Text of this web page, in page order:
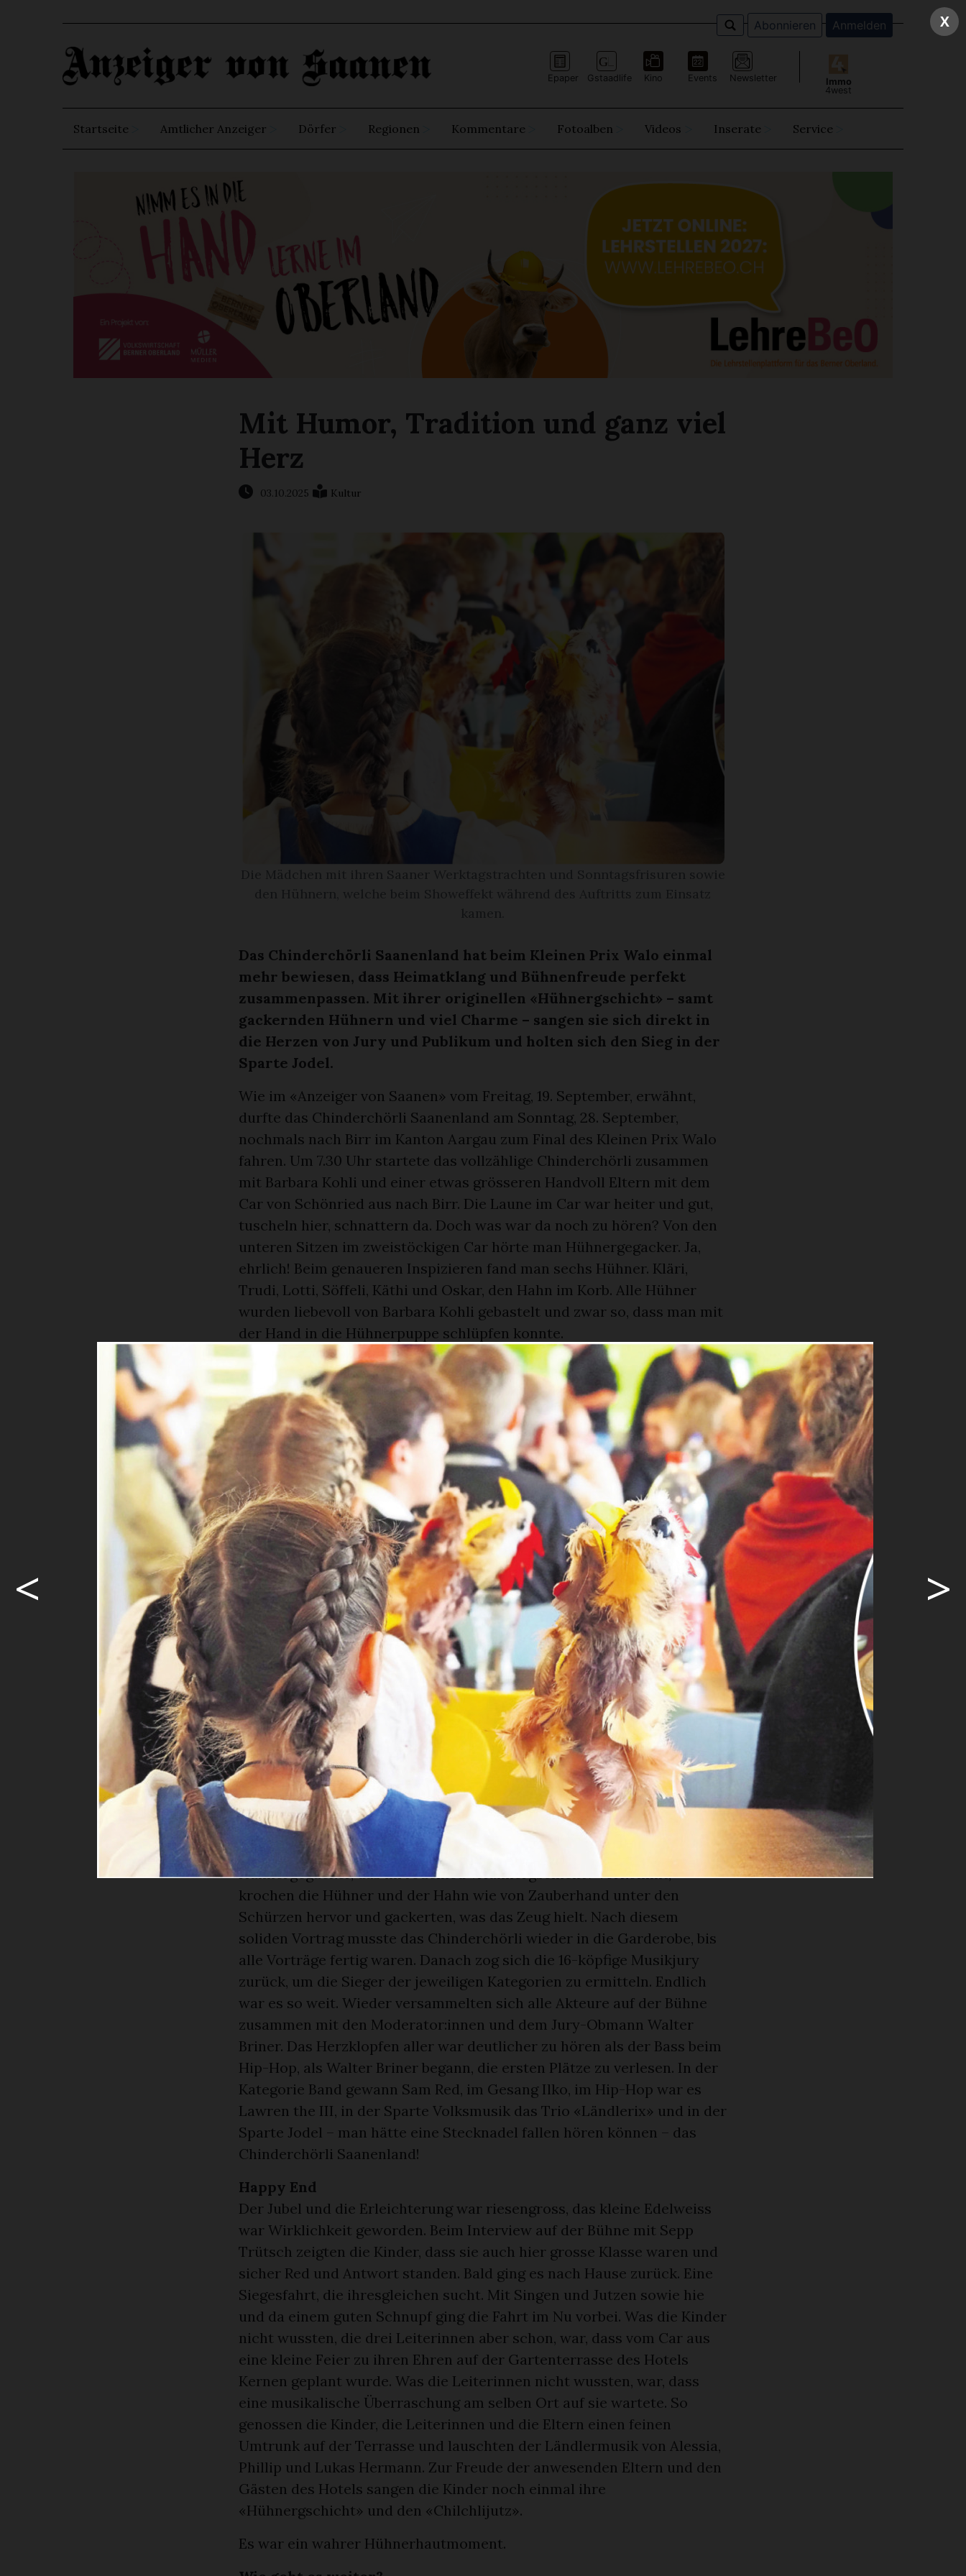
Abonnieren Anmelden
Epaper Gstaadlife Kino Events Newsletter
Immo
4west
Startseite Amtlicher Anzeiger Dörfer Regionen Kommentare Fotoalben Videos Inserate Service
Mit Humor, Tradition und ganz viel
Herz
03.10.2025 Kultur
Das Chinderchörli Saanenland hat beim Kleinen Prix Walo einmal
mehr bewiesen, dass Heimatklang und Bühnenfreude perfekt
zusammenpassen. Mit ihrer originellen «Hühnergschicht» – samt
gackernden Hühnern und viel Charme – sangen sie sich direkt in
die Herzen von Jury und Publikum und holten sich den Sieg in der
Sparte Jodel.
Wie im «Anzeiger von Saanen» vom Freitag, 19. September, erwähnt,
durfte das Chinderchörli Saanenland am Sonntag, 28. September,
nochmals nach Birr im Kanton Aargau zum Final des Kleinen Prix Walo
fahren. Um 7.30 Uhr startete das vollzählige Chinderchörli zusammen
mit Barbara Kohli und einer etwas grösseren Handvoll Eltern mit dem
Car von Schönried aus nach Birr. Die Laune im Car war heiter und gut,
tuscheln hier, schnattern da. Doch was war da noch zu hören? Von den
unteren Sitzen im zweistöckigen Car hörte man Hühnergegacker. Ja,
ehrlich! Beim genaueren Inspizieren fand man sechs Hühner. Kläri,
Trudi, Lotti, Söffeli, Käthi und Oskar, den Hahn im Korb. Alle Hühner
wurden liebevoll von Barbara Kohli gebastelt und zwar so, dass man mit
der Hand in die Hühnerpuppe schlüpfen konnte.
Die Ruhe vor dem Sturm
Nach einer guten und ruhigen Fahrt ins neblige, verregnete Birr konnten
sich die Kinder in der für sie reservierten Künstlergarderobe die Beine
vertreten und sich einsingen. Mittlerweile war auch die zweite Leiterin
des Chörlis, Denise Mösching, zu uns gestossen. Wie die Bäuerinnen
halt so sind, direkt vom eigenen Poltertag in den Hühnerstall. Nun ging
es zum zweiten Mal zum Soundcheck. Geradestehen, Kopf hoch, Blick
ins Publikum, eigentlich nichts Neues für das geübte Chinderchörli und
dennoch sehr speziell. Nach einer guten Hauptprobe war das
Mittagessen an der Reihe. Nicht nur für die Kleinen, sondern auch für
die Leiterinnen, zu denen nun auch Yvonne Haldi gestossen war, direkt
von ihrer Frauenchorreise. Wie schon letztes Mal war die Verpflegung
im Wydehof sehr gut. Um 14 Uhr ging es dann los. Wieder mit den
Moderatorinnen Monika Kaelin, Marie Louise Werth, Sepp Trütsch und
den neuen Bo Katzmann und L.A.B. Es waren dieses Mal mehr
Moderator:innen, weil es auch mehr Kategorien zu gewinnen gab,
nämlich Band, Gesang, Hip-Hop, gefolgt von Volksmusik und Jodel.
Unsere Kinder mussten wieder recht lange warten, bis sie an der Reihe
waren.
Jetzt gehts los
Um 16.10 Uhr war es dann so weit. In Einerkolonne kamen die Kinder auf
die Bühne, doch was war da mit diesen Schürzen los und wo waren die
Hühner geblieben? Das Geheimnis lüftete sich bald. Beim
Hühnergegacker, das im Jodellied «Hühnergschicht» vorkommt,
krochen die Hühner und der Hahn wie von Zauberhand unter den
Schürzen hervor und gackerten, was das Zeug hielt. Nach diesem
soliden Vortrag musste das Chinderchörli wieder in die Garderobe, bis
alle Vorträge fertig waren. Danach zog sich die 16-köpfige Musikjury
zurück, um die Sieger der jeweiligen Kategorien zu ermitteln. Endlich
war es so weit. Wieder versammelten sich alle Akteure auf der Bühne
zusammen mit den Moderator:innen und dem Jury-Obmann Walter
Briner. Das Herzklopfen aller war deutlicher zu hören als der Bass beim
Hip-Hop, als Walter Briner begann, die ersten Plätze zu verlesen. In der
Kategorie Band gewann Sam Red, im Gesang Ilko, im Hip-Hop war es
Lawren the III, in der Sparte Volksmusik das Trio «Ländlerix» und in der
Sparte Jodel – man hätte eine Stecknadel fallen hören können – das
Chinderchörli Saanenland!
Happy End
Der Jubel und die Erleichterung war riesengross, das kleine Edelweiss
war Wirklichkeit geworden. Beim Interview auf der Bühne mit Sepp
Trütsch zeigten die Kinder, dass sie auch hier grosse Klasse waren und
sicher Red und Antwort standen. Bald ging es nach Hause zurück. Eine
Siegesfahrt, die ihresgleichen sucht. Mit Singen und Jutzen sowie hie
und da einem guten Schnupf ging die Fahrt im Nu vorbei. Was die Kinder
nicht wussten, die drei Leiterinnen aber schon, war, dass vom Car aus
eine kleine Feier zu ihren Ehren auf der Gartenterrasse des Hotels
Kernen geplant wurde. Was die Leiterinnen nicht wussten, war, dass
eine musikalische Überraschung am selben Ort auf sie wartete. So
genossen die Kinder, die Leiterinnen und die Eltern einen feinen
Umtrunk auf der Terrasse und lauschten der Ländlermusik von Alessia,
Phillip und Lukas Hermann. Zur Freude der anwesenden Eltern und den
Gästen des Hotels sangen die Kinder noch einmal ihre
«Hühnergschicht» und den «Chilchlijutz».
Es war ein wahrer Hühnerhautmoment.
X
< >